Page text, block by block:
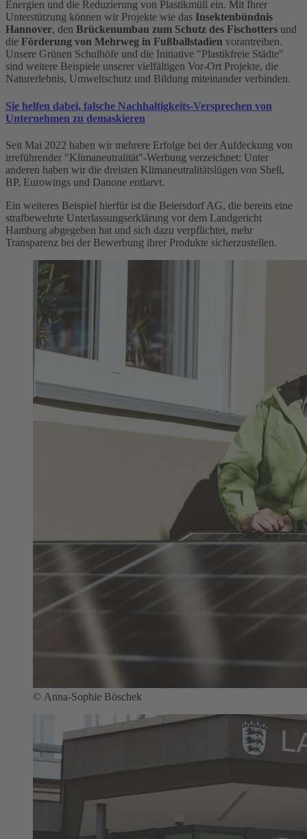
Energien und die Reduzierung von Plastikmüll ein. Mit Ihrer
Unterstützung können wir Projekte wie das Insektenbündnis
Hannover, den Brückenumbau zum Schutz des Fischotters und
die Förderung von Mehrweg in Fußballstadien vorantreiben.
Unsere Grünen Schulhöfe und die Initiative "Plastikfreie Städte"
sind weitere Beispiele unserer vielfältigen Vor-Ort Projekte, die
Naturerlebnis, Umweltschutz und Bildung miteinander verbinden.
Sie helfen dabei, falsche Nachhaltigkeits-Versprechen von
Unternehmen zu demaskieren
Seit Mai 2022 haben wir mehrere Erfolge bei der Aufdeckung von
irreführender "Klimaneutralität"-Werbung verzeichnet: Unter
anderen haben wir die dreisten Klimaneutralitätslügen von Shell,
BP, Eurowings und Danone entlarvt.
Ein weiteres Beispiel hierfür ist die Beiersdorf AG, die bereits eine
strafbewehrte Unterlassungserklärung vor dem Landgericht
Hamburg abgegeben hat und sich dazu verpflichtet, mehr
Transparenz bei der Bewerbung ihrer Produkte sicherzustellen.
© Anna-Sophie Böschek